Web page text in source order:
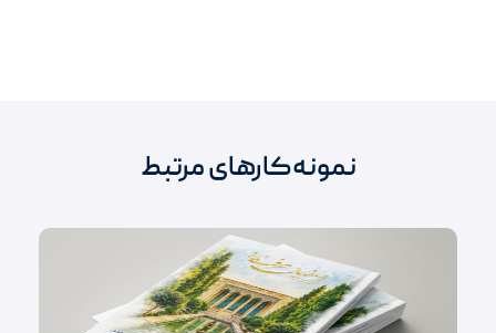
نمونه‌کارهای مرتبط